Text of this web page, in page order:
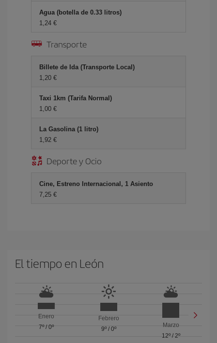
Agua (botella de 0.33 litros)
1,24 €
Transporte
Billete de Ida (Transporte Local)
1,20 €
Taxi 1km (Tarifa Normal)
1,00 €
La Gasolina (1 litro)
1,92 €
Deporte y Ocio
Cine, Estreno Internacional, 1 Asiento
7,25 €
El tiempo en León
Enero
7º/ 0º
Febrero
9º/ 0º
Marzo
12º/ 2º